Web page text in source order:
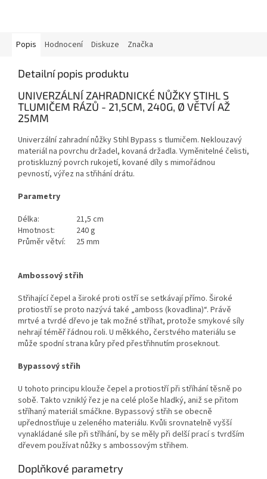
Popis Hodnocení Diskuze Značka
Detailní popis produktu
UNIVERZÁLNÍ ZAHRADNICKÉ NŮŽKY STIHL S
TLUMIČEM RÁZŮ - 21,5CM, 240G, Ø VĚTVÍ AŽ
25MM
Univerzální zahradní nůžky Stihl Bypass s tlumičem. Neklouzavý
materiál na povrchu držadel, kovaná držadla. Vyměnitelné čelisti,
protiskluzný povrch rukojetí, kované díly s mimořádnou
pevností, výřez na střihání drátu.
Parametry
Délka:
21,5 cm
Hmotnost:
240 g
Průměr větví:
25 mm
Ambossový střih
Střihající čepel a široké proti ostří se setkávají přímo. Široké
protiostří se proto nazývá také „amboss (kovadlina)“. Právě
mrtvé a tvrdé dřevo je tak možné stříhat, protože smykové síly
nehrají téměř řádnou roli. U měkkého, čerstvého materiálu se
může spodní strana kůry před přestřihnutím proseknout.
Bypassový střih
U tohoto principu klouže čepel a protiostří při stříhání těsně po
sobě. Takto vzniklý řez je na celé ploše hladký, aniž se přitom
stříhaný materiál smáčkne. Bypassový střih se obecně
upřednostňuje u zeleného materiálu. Kvůli srovnatelně vyšší
vynakládané síle při stříhání, by se měly při delší prací s tvrdším
dřevem používat nůžky s ambossovým střihem.
Doplňkové parametry